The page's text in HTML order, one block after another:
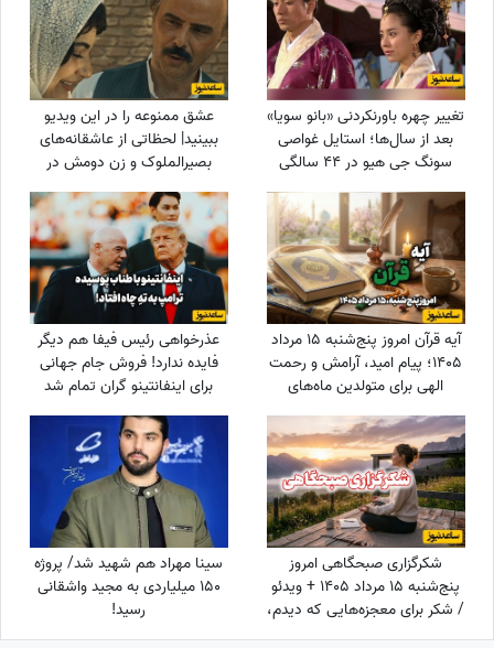
تغییر چهره باورنکردنی «بانو سویا»
بعد از سال‌ها؛ استایل غواصی
سونگ جی هیو در 44 سالگی
سوژه شد
عشق ممنوعه را در این ویدیو
ببینید| لحظاتی از عاشقانه‌های
بصیرالملوک و زن دومش در
بامداد خمار؛ از مشاعره دلبرانه
تا....
آیه قرآن امروز پنج‌شنبه 15 مرداد
1405؛ پیام امید، آرامش و رحمت
الهی برای متولدین ماه‌های
مختلف
عذرخواهی رئیس فیفا هم دیگر
فایده ندارد! فروش جام جهانی
برای اینفانتینو گران تمام شد
شکرگزاری صبحگاهی امروز
پنج‌شنبه 15 مرداد 1405 + ویدئو
/ شکر برای معجزه‌هایی که دیدم،
برای نعمت‌هایی که هنوز
سینا مهراد هم شهید شد/ پروژه
150 میلیاردی به مجید واشقانی
رسید!